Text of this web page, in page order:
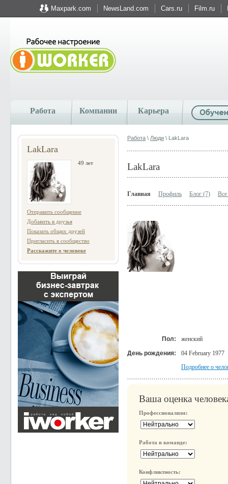
Maxpark.com NewsLand.com Cars.ru Film.ru
Работа Компании Карьера
LakLara
49 лет
Отправить сообщение
Добавить в друзья
Показать общих друзей
Пригласить в сообщество
Расскажите о человеке
Работа \ Люди \ LakLara
LakLara
Главная Профиль Блог (7)
Пол:
женский
День рождения:
04 February 1977
Подробнее о
Ваша оценка
Профессионализм:
Работа в команде:
Конфликтность: